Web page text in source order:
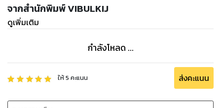
จากสำนักพิมพ์ VIBULKIJ
ดูเพิ่มเติม
กำลังโหลด ...
ให้5 คะแนน ส่งคะแนน